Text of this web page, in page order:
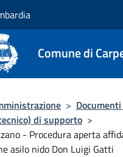
Comune di
>
di supporto >
- Procedura aperta
asilo nido Don Luigi Gatti